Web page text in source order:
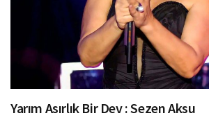
Yarım Asırlık Bir Dev : Sezen Aksu